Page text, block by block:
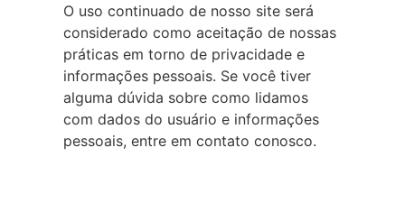
O uso continuado de nosso site será
considerado como aceitação de nossas
práticas em torno de privacidade e
informações pessoais. Se você tiver
alguma dúvida sobre como lidamos
com dados do usuário e informações
pessoais, entre em contato conosco.